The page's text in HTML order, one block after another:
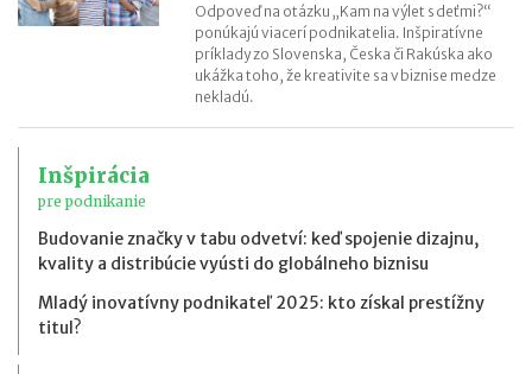
Odpoveď na otázku „Kam na výlet s deťmi?“
ponúkajú viacerí podnikatelia. Inšpiratívne
príklady zo Slovenska, Česka či Rakúska ako
ukážka toho, že kreativite sa v biznise medze
nekladú.
Inšpirácia
pre podnikanie
Budovanie značky v tabu odvetví: keď spojenie dizajnu,
kvality a distribúcie vyústi do globálneho biznisu
Mladý inovatívny podnikateľ 2025: kto získal prestížny
titul?